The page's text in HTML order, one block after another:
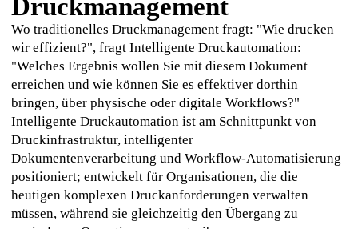
Wo traditionelles Druckmanagement fragt: "Wie drucken
wir effizient?", fragt Intelligente Druckautomation:
"Welches Ergebnis wollen Sie mit diesem Dokument
erreichen und wie können Sie es effektiver dorthin
bringen, über physische oder digitale Workflows?"
Intelligente Druckautomation ist am Schnittpunkt von
Druckinfrastruktur, intelligenter
Dokumentenverarbeitung und Workflow-Automatisierung
positioniert; entwickelt für Organisationen, die die
heutigen komplexen Druckanforderungen verwalten
müssen, während sie gleichzeitig den Übergang zu